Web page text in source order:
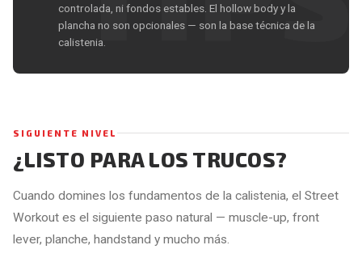
controlada, ni fondos estables. El hollow body y la
plancha no son opcionales — son la base técnica de la
calistenia.
SIGUIENTE NIVEL
¿LISTO PARA LOS TRUCOS?
Cuando domines los fundamentos de la calistenia, el Street
Workout es el siguiente paso natural — muscle-up, front
lever, planche, handstand y mucho más.